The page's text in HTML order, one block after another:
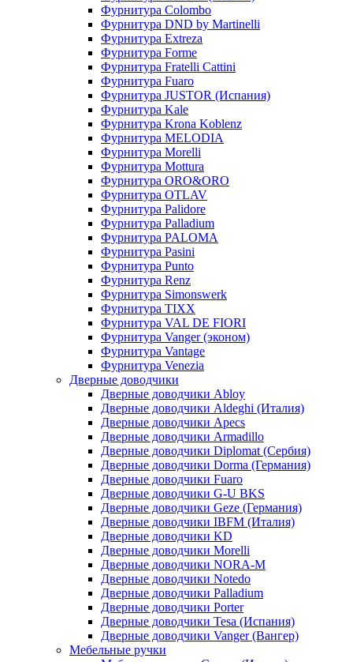
Фурнитура Colombo
Фурнитура DND by Martinelli
Фурнитура Extreza
Фурнитура Forme
Фурнитура Fratelli Cattini
Фурнитура Fuaro
Фурнитура JUSTOR (Испания)
Фурнитура Kale
Фурнитура Krona Koblenz
Фурнитура MELODIA
Фурнитура Morelli
Фурнитура Mottura
Фурнитура ORO&ORO
Фурнитура OTLAV
Фурнитура Palidore
Фурнитура Palladium
Фурнитура PALOMA
Фурнитура Pasini
Фурнитура Punto
Фурнитура Renz
Фурнитура Simonswerk
Фурнитура TIXX
Фурнитура VAL DE FIORI
Фурнитура Vanger (эконом)
Фурнитура Vantage
Фурнитура Venezia
Дверные доводчики
Дверные доводчики Abloy
Дверные доводчики Aldeghi (Италия)
Дверные доводчики Apecs
Дверные доводчики Armadillo
Дверные доводчики Diplomat (Сербия)
Дверные доводчики Dorma (Германия)
Дверные доводчики Fuaro
Дверные доводчики G-U BKS
Дверные доводчики Geze (Германия)
Дверные доводчики IBFM (Италия)
Дверные доводчики KD
Дверные доводчики Morelli
Дверные доводчики NORA-M
Дверные доводчики Notedo
Дверные доводчики Palladium
Дверные доводчики Porter
Дверные доводчики Tesa (Испания)
Дверные доводчики Vanger (Вангер)
Мебельные ручки